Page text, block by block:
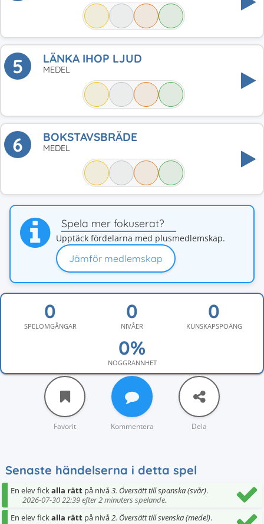
5 LÄNKA IHOP LJUD
MEDEL
6 BOKSTAVSBRÄDE
MEDEL
Spela mer fokuserat?
Upptäck fördelarna med plusmedlemskap.
Jämför medlemskap
SPELOMGÅNGAR NIVÅER KUNSKAPSPOÄNG
NOGGRANNHET
Favorit Kommentera Dela
Senaste händelserna i detta spel
En elev fickalla rätt på nivå3. Översätt till spanska (svår).
2026-07-30 22:39 efter 2 minuters spelande.
En elev fickalla rätt på nivå2. Översätt till svenska (medel).